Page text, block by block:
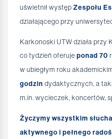
uświetnił występ Zespołu
działającego przy
Karkonoski UTW działa przy
co tydzień oferuje ponad 70
w ubiegłym roku
godzin dydaktycznych, a
m.in. wycieczek, koncertów,
Życzymy wszystkim
aktywnego i pełnego